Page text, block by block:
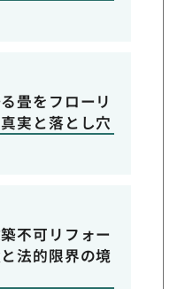
畳をフローリ
実と落とし穴
不可リフォー
法的限界の境